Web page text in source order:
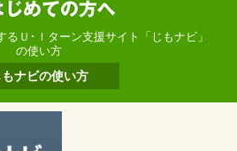
Ｕ･Ｉターン支援サイト「じもナビ」
の使い方
もナビの使い方